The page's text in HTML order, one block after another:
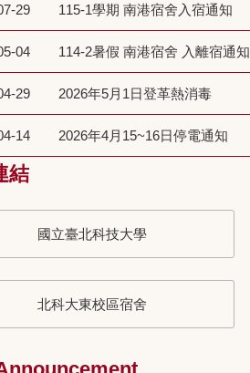
29 115-1學期 南港宿舍入宿通知
04 114-2暑假 南港宿舍 入離宿通知
29 2026年5月1日登革熱消毒
14 2026年4月15~16日停電通知
結
國立臺北科技大學
北科大東校區宿舍